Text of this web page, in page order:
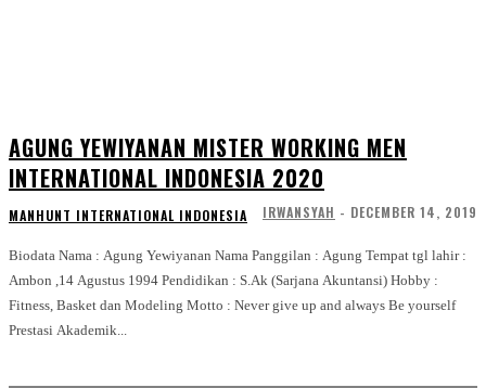
AGUNG YEWIYANAN MISTER WORKING MEN
INTERNATIONAL INDONESIA 2020
MANHUNT INTERNATIONAL INDONESIA IRWANSYAH - DECEMBER 14, 2019
Biodata Nama : Agung Yewiyanan Nama Panggilan : Agung Tempat tgl lahir :
Ambon ,14 Agustus 1994 Pendidikan : S.Ak (Sarjana Akuntansi) Hobby :
Fitness, Basket dan Modeling Motto : Never give up and always Be yourself
Prestasi Akademik...